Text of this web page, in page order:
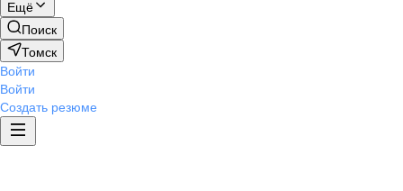
Ещё
Поиск
Томск
Войти
Войти
Создать резюме